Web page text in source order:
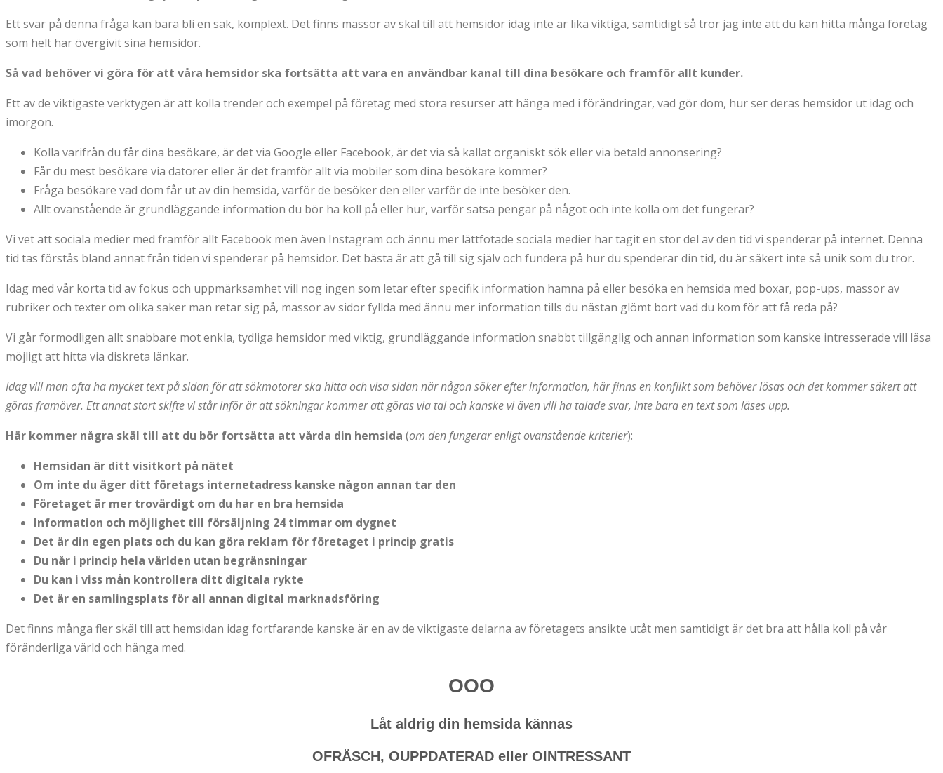
Ett svar på denna fråga kan bara bli en sak, komplext. Det finns massor av skäl till att hemsidor idag inte är lika viktiga, samtidigt så tror jag inte att du kan hitta många företag
som helt har övergivit sina hemsidor.
Så vad behöver vi göra för att våra hemsidor ska fortsätta att vara en användbar kanal till dina besökare och framför allt kunder.
Ett av de viktigaste verktygen är att kolla trender och exempel på företag med stora resurser att hänga med i förändringar, vad gör dom, hur ser deras hemsidor ut idag och
imorgon.
Kolla varifrån du får dina besökare, är det via Google eller Facebook, är det via så kallat organiskt sök eller via betald annonsering?
Får du mest besökare via datorer eller är det framför allt via mobiler som dina besökare kommer?
Fråga besökare vad dom får ut av din hemsida, varför de besöker den eller varför de inte besöker den.
Allt ovanstående är grundläggande information du bör ha koll på eller hur, varför satsa pengar på något och inte kolla om det fungerar?
Vi vet att sociala medier med framför allt Facebook men även Instagram och ännu mer lättfotade sociala medier har tagit en stor del av den tid vi spenderar på internet. Denna
tid tas förstås bland annat från tiden vi spenderar på hemsidor. Det bästa är att gå till sig själv och fundera på hur du spenderar din tid, du är säkert inte så unik som du tror.
Idag med vår korta tid av fokus och uppmärksamhet vill nog ingen som letar efter specifik information hamna på eller besöka en hemsida med boxar, pop-ups, massor av
rubriker och texter om olika saker man retar sig på, massor av sidor fyllda med ännu mer information tills du nästan glömt bort vad du kom för att få reda på?
Vi går förmodligen allt snabbare mot enkla, tydliga hemsidor med viktig, grundläggande information snabbt tillgänglig och annan information som kanske intresserade vill läsa
möjligt att hitta via diskreta länkar.
Idag vill man ofta ha mycket text på sidan för att sökmotorer ska hitta och visa sidan när någon söker efter information, här finns en konflikt som behöver lösas och det kommer säkert att
göras framöver. Ett annat stort skifte vi står inför är att sökningar kommer att göras via tal och kanske vi även vill ha talade svar, inte bara en text som läses upp.
Här kommer några skäl till att du bör fortsätta att vårda din hemsida (om den fungerar enligt ovanstående kriterier):
Hemsidan är ditt visitkort på nätet
Om inte du äger ditt företags internetadress kanske någon annan tar den
Företaget är mer trovärdigt om du har en bra hemsida
Information och möjlighet till försäljning 24 timmar om dygnet
Det är din egen plats och du kan göra reklam för företaget i princip gratis
Du når i princip hela världen utan begränsningar
Du kan i viss mån kontrollera ditt digitala rykte
Det är en samlingsplats för all annan digital marknadsföring
Det finns många fler skäl till att hemsidan idag fortfarande kanske är en av de viktigaste delarna av företagets ansikte utåt men samtidigt är det bra att hålla koll på vår
föränderliga värld och hänga med.
OOO
Låt aldrig din hemsida kännas
OFRÄSCH, OUPPDATERAD eller OINTRESSANT